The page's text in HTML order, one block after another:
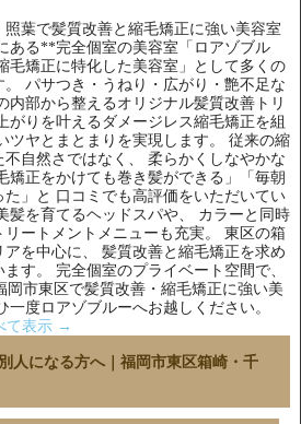
葉で髪質改善と縮毛矯正に強い美容室
ある**完全個室の美容室「ロアゾブル
毛矯正に特化した美容室」として多くの
パサつき・うねり・広がり・艶不足な
内部から整えるオリジナル髪質改善トリ
がりを叶えるダメージレス縮毛矯正を組
ツヤとまとまりを実現します。 従来の縮
自然さではなく、 柔らかくしなやかな
矯正をかけても巻き髪ができる」「毎朝
」と 口コミでも高評価をいただいてい
髪を育てるヘッドスパや、 カラーと同時
ートメントメニューも充実。 東区の箱
を中心に、 髪質改善と縮毛矯正を求め
す。 完全個室のプライベート空間で、
岡市東区で髪質改善・縮毛矯正に強い美
度ロアゾブルーへお越しください。
て表示 →
人になる方へ｜福岡市東区箱崎・千